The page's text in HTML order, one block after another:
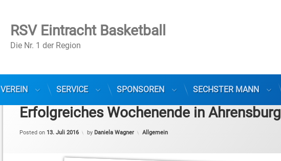
RSV Eintracht Basketball
Die Nr. 1 der Region
VEREIN SERVICE SPONSOREN SECHSTER MANN
Erfolgreiches Wochenende in Ahrensburg
Posted on 13. Juli 2016 by Daniela Wagner Categories:
Allgemein